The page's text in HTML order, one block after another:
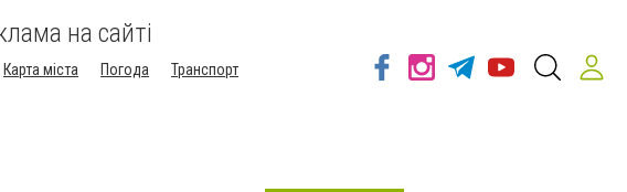
на сайті
Карта міста Погода
Транспорт